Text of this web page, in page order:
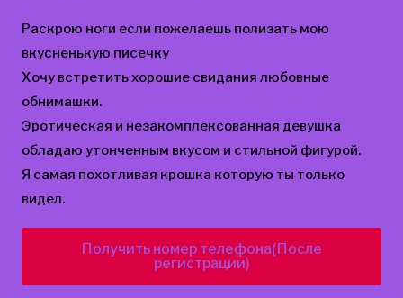
Раскрою ноги если пожелаешь полизать мою
вкусненькую писечку
Хочу встретить хорошие свидания любовные
обнимашки.
Эротическая и незакомплексованная девушка
обладаю утонченным вкусом и стильной фигурой.
Я самая похотливая крошка которую ты только
видел.
Получить номер телефона(После
регистрации)